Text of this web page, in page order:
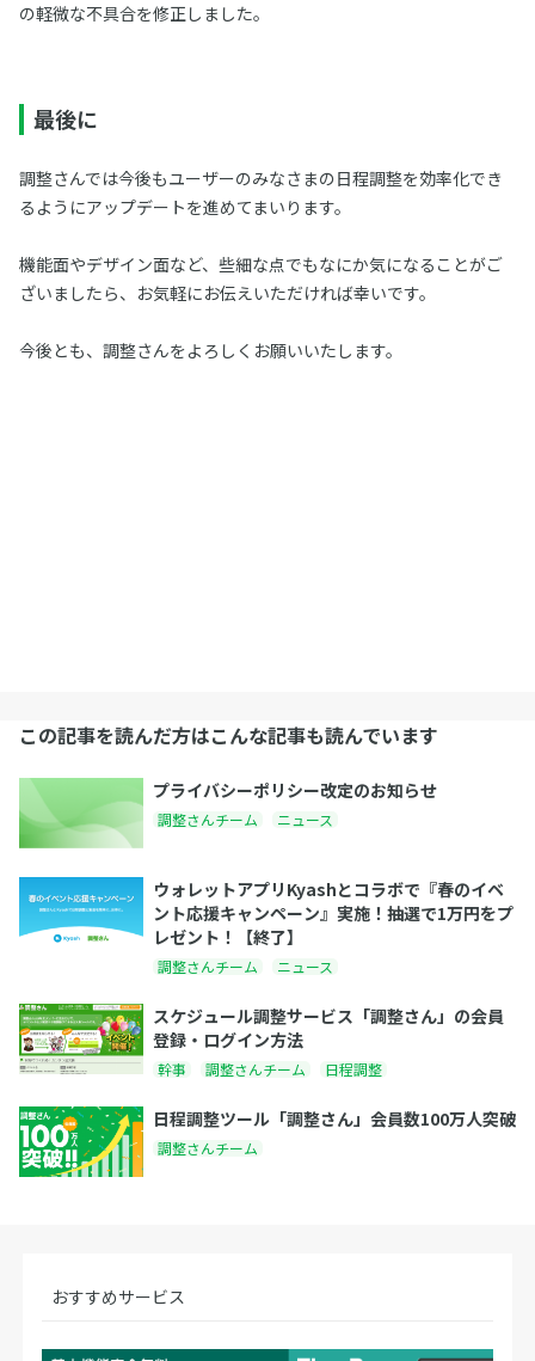
の軽微な不具合を修正しました。
最後に
調整さんでは今後もユーザーのみなさまの日程調整を効率化でき
るようにアップデートを進めてまいります。
機能面やデザイン面など、些細な点でもなにか気になることがご
ざいましたら、お気軽にお伝えいただければ幸いです。
今後とも、調整さんをよろしくお願いいたします。
この記事を読んだ方はこんな記事も読んでいます
プライバシーポリシー改定のお知らせ
調整さんチーム ニュース
ウォレットアプリKyashとコラボで『春のイベ
ント応援キャンペーン』実施！抽選で1万円をプ
レゼント！【終了】
調整さんチーム ニュース
スケジュール調整サービス「調整さん」の会員
登録・ログイン方法
幹事 調整さんチーム 日程調整
日程調整ツール「調整さん」会員数100万人突破
調整さんチーム
おすすめサービス